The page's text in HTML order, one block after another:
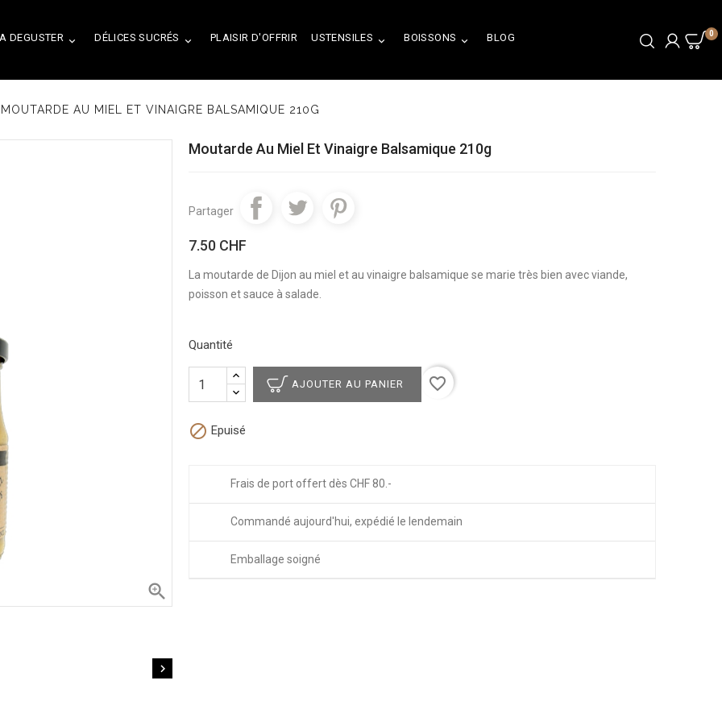
0

A DEGUSTER 
DÉLICES SUCRÉS PLAISIR D'OFFRIR 
USTENSILES 
BOISSONS BLOG
MOUTARDE AU MIEL ET VINAIGRE BALSAMIQUE 210G


Moutarde Au Miel Et Vinaigre Balsamique 210g
Partager
7.50 CHF
La moutarde de Dijon au miel et au vinaigre balsamique se marie très bien avec viande,
poisson et sauce à salade.
Quantité
AJOUTER AU PANIER favorite_border
 Epuisé
Frais de port offert dès CHF 80.-
Commandé aujourd'hui, expédié le lendemain
Emballage soigné